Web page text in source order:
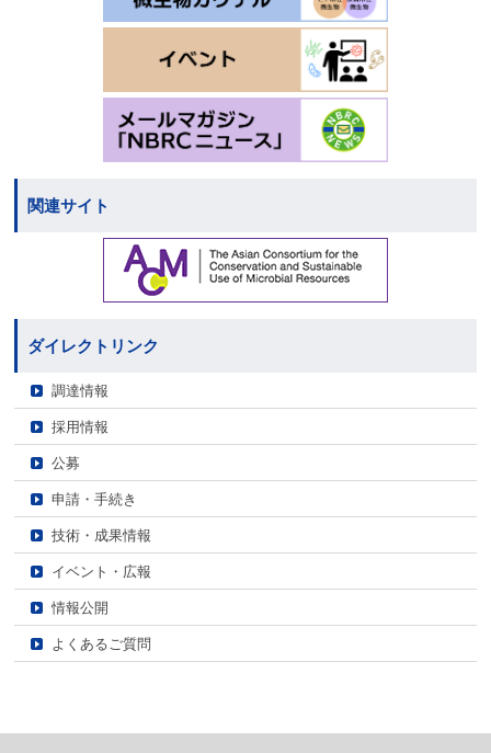
関連サイト
ダイレクトリンク
調達情報
採用情報
公募
申請・手続き
技術・成果情報
イベント・広報
情報公開
よくあるご質問